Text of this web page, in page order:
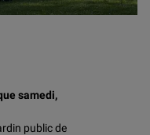
samedi,
public de